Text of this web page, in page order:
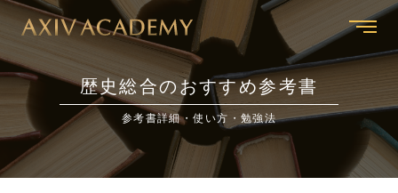
歴史総合のおすすめ参考書
参考書詳細・使い方・勉強法